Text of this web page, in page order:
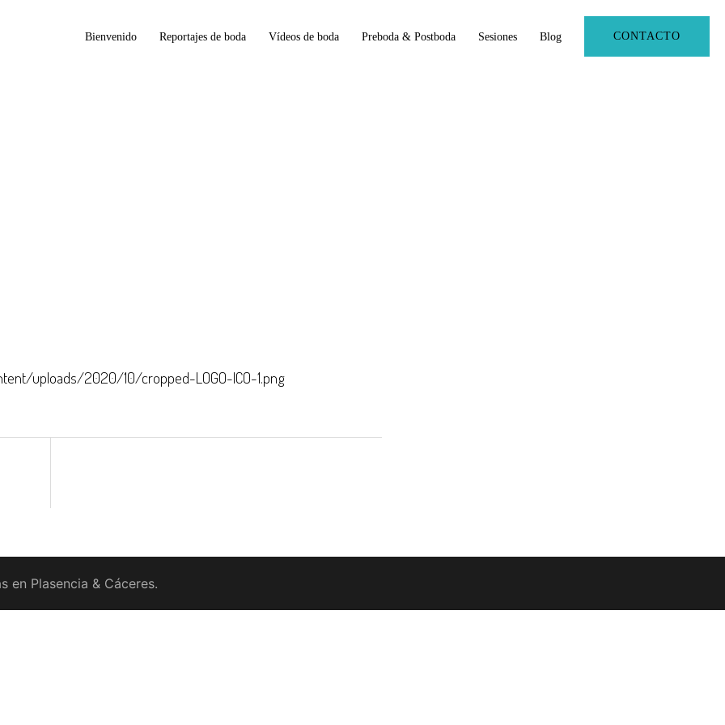
Bienvenido Reportajes de boda Vídeos de boda Preboda & Postboda Sesiones Blog CONTACTO
uploads/2020/10/cropped-LOGO-ICO-1.png
Plasencia & Cáceres.